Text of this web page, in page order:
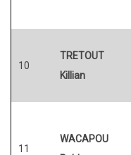
10
TRETOUT
Killian
11
WACAPOU